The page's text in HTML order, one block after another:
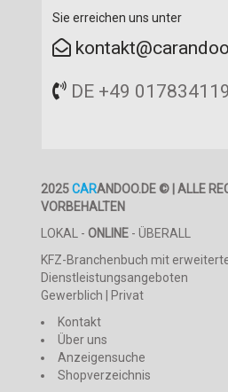
Sie erreichen uns unter
DE +49
2025CARANDOO.DE © | ALLE
VORBEHALTEN
LOKAL - ONLINE- ÜBERALL
KFZ-Branchenbuch mit
Dienstleistungsangeboten
Gewerblich | Privat
Kontakt
Über uns
Anzeigensuche
Shopverzeichnis